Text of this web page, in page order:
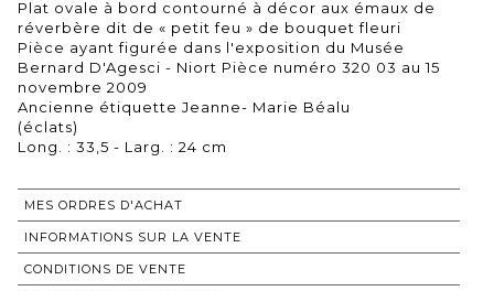
Plat ovale à bord contourné à décor aux émaux de
réverbère dit de « petit feu » de bouquet fleuri
Pièce ayant figurée dans l'exposition du Musée
Bernard D'Agesci - Niort Pièce numéro 320 03 au 15
novembre 2009
Ancienne étiquette Jeanne- Marie Béalu
(éclats)
MES ORDRES D'ACHAT
INFORMATIONS SUR LA VENTE
CONDITIONS DE VENTE